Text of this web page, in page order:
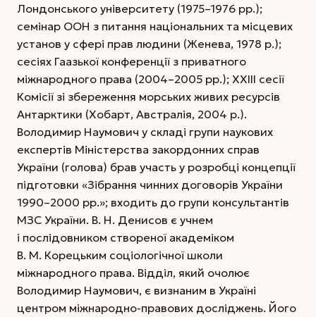
Лондонського університету (1975–1976 рр.);
семінар ООН з питання національних та місцевих
установ у сфері прав людини (Женева, 1978 р.);
сесіях Гаазької конференції з приватного
міжнародного права (2004–2005 рр.); XXIII сесії
Комісії зі збереження морських живих ресурсів
Антарктики (Хобарт, Австралія, 2004 р.).
Володимир Наумович у складі групи наукових
експертів Міністерства закордонних справ
України (голова) брав участь у розробці концепції
підготовки «Зібрання чинних договорів України
1990–2000 рр.»; входить до групи консультантів
МЗС України. В. Н. Денисов є учнем
і послідовником створеної академіком
В. М. Корецьким соціологічної школи
міжнародного права. Відділ, який очолює
Володимир Наумович, є визнаним в Украї­ні
центром міжнародно-правових досліджень. Його